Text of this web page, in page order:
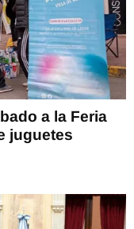
a la Feria
juguetes